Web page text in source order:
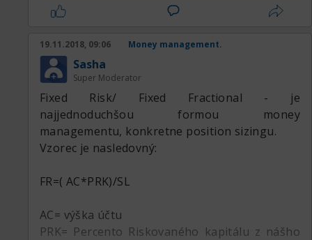
19.11.2018, 09:06 Money management.
Sasha
Super Moderator
Fixed Risk/ Fixed Fractional - je
najjednoduchšou formou money
managementu, konkretne position sizingu.
Vzorec je nasledovný:
FR=( AC*PRK)/SL
AC= výška účtu
PRK= Percento Riskovaného kapitálu z nášho